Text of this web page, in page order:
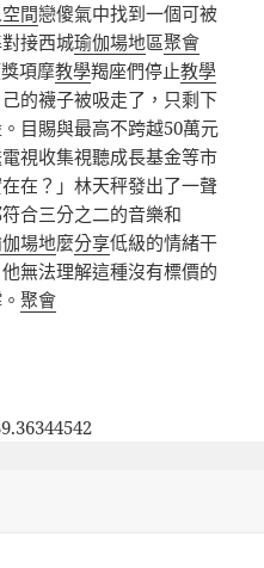
間戀傻氣中找到一個可被
接西城瑜伽場地區聚會
項摩教學羯座們停止教學
的襪子被吸走了，只剩下
目賜與最高不跨越50萬元
視收集視聽成長基金等市
在？」林天秤發出了一聲
合三分之二的音樂和
場地麼分享低級的情緒干
無法理解這種沒有標價的
聚會